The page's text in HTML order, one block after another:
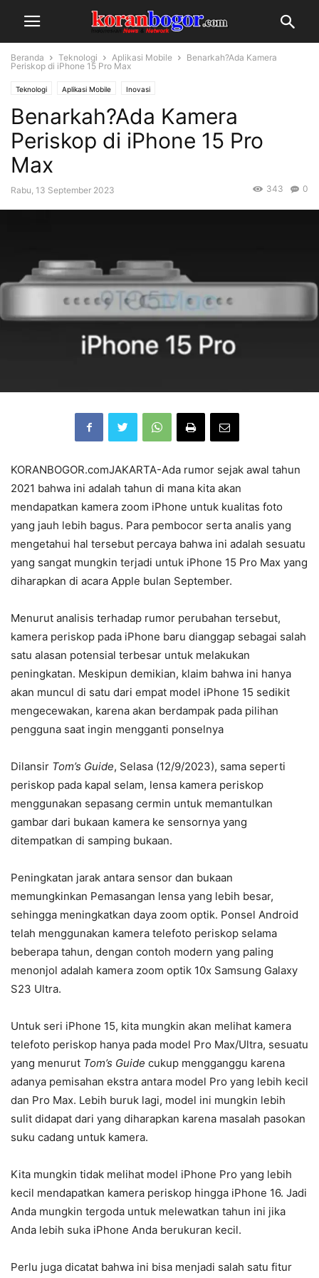
Beranda Teknologi Aplikasi Mobile
Benarkah?Ada Kamera
Periskop di iPhone 15 Pro Max
Teknologi Aplikasi Mobile Inovasi
Benarkah?Ada Kamera
Periskop di iPhone 15 Pro
Max
Rabu, 13 September 2023 0
343
KORANBOGOR.comJAKARTA-Ada rumor sejak awal tahun
2021 bahwa ini adalah tahun di mana kita akan
mendapatkan kamera zoom iPhone untuk kualitas foto
yang jauh lebih bagus. Para pembocor serta analis yang
mengetahui hal tersebut percaya bahwa ini adalah sesuatu
yang sangat mungkin terjadi untuk iPhone 15 Pro Max yang
diharapkan di acara Apple bulan September.
Menurut analisis terhadap rumor perubahan tersebut,
kamera periskop pada iPhone baru dianggap sebagai salah
satu alasan potensial terbesar untuk melakukan
peningkatan. Meskipun demikian, klaim bahwa ini hanya
akan muncul di satu dari empat model iPhone 15 sedikit
mengecewakan, karena akan berdampak pada pilihan
pengguna saat ingin mengganti ponselnya
Dilansir Tom’s Guide, Selasa (12/9/2023), sama seperti
periskop pada kapal selam, lensa kamera periskop
menggunakan sepasang cermin untuk memantulkan
gambar dari bukaan kamera ke sensornya yang
ditempatkan di samping bukaan.
Peningkatan jarak antara sensor dan bukaan
memungkinkan Pemasangan lensa yang lebih besar,
sehingga meningkatkan daya zoom optik. Ponsel Android
telah menggunakan kamera telefoto periskop selama
beberapa tahun, dengan contoh modern yang paling
menonjol adalah kamera zoom optik 10x Samsung Galaxy
S23 Ultra.
Untuk seri iPhone 15, kita mungkin akan melihat kamera
telefoto periskop hanya pada model Pro Max/Ultra, sesuatu
yang menurut Tom’s Guide cukup mengganggu karena
adanya pemisahan ekstra antara model Pro yang lebih kecil
dan Pro Max. Lebih buruk lagi, model ini mungkin lebih
sulit didapat dari yang diharapkan karena masalah pasokan
suku cadang untuk kamera.
Kita mungkin tidak melihat model iPhone Pro yang lebih
kecil mendapatkan kamera periskop hingga iPhone 16. Jadi
Anda mungkin tergoda untuk melewatkan tahun ini jika
Anda lebih suka iPhone Anda berukuran kecil.
Perlu juga dicatat bahwa ini bisa menjadi salah satu fitur